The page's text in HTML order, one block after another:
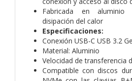
Fabricada en
disipación del calor
Especificaciones:
Conexión USB-C USB 3.2
Material: Aluminio
Velocidad de transferencia
Compatible con discos